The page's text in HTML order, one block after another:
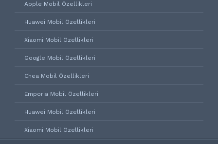
Apple Mobil Özellikleri
Huawei Mobil Özellikleri
Xiaomi Mobil Özellikleri
Google Mobil Özellikleri
Chea Mobil Özellikleri
Emporia Mobil Özellikleri
Huawei Mobil Özellikleri
Xiaomi Mobil Özellikleri